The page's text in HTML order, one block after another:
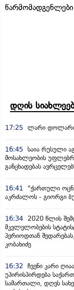
წარმომადგენლები
დღის
17:25 ლარი
16:45 საია რუსული
მოსახლეობის
განცხადებას
16:41
"ქართული
აკრძალოს - გიორგი
16:34
2020 წლის
მკვლელობების
პერიოდთან
კობახიძე
16:32
ჩვენი კარი
უპირისპირდება
სამართალი, დღეს